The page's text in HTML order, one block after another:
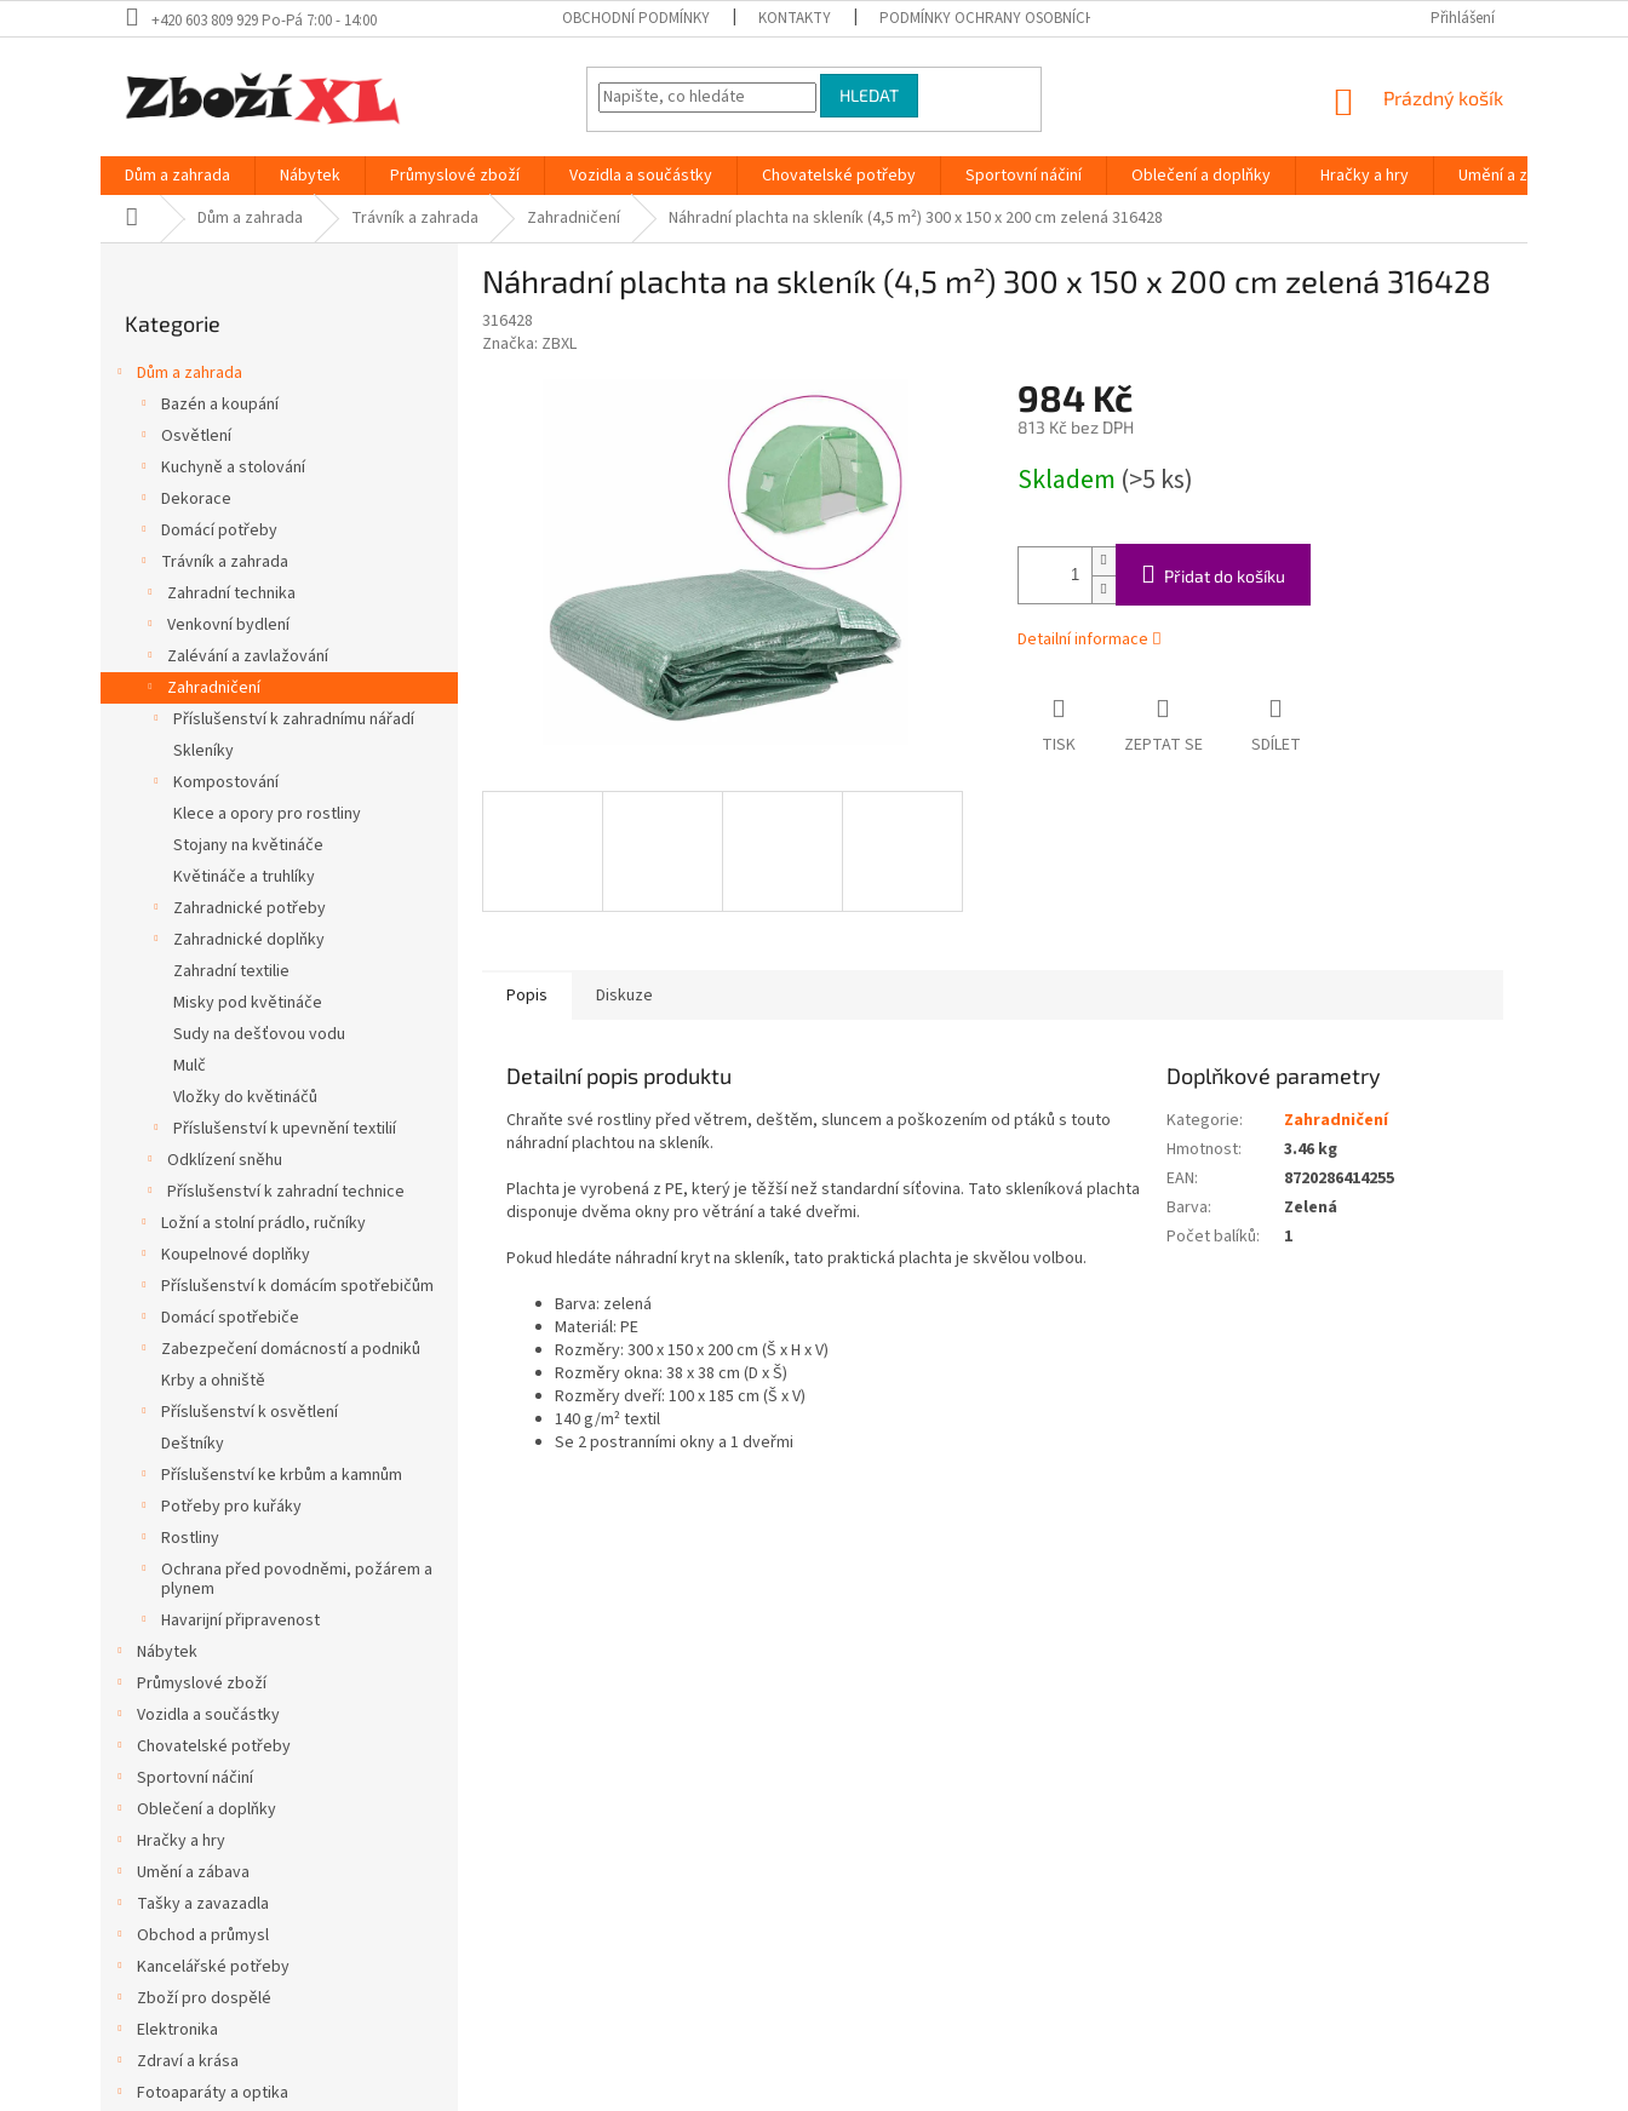
na
+420 603 809 929 Po-Pá 7:00 - 14:00 OBCHODNÍ PODMÍNKY KONTAKTY PODMÍNKY OCHRANY OSOBNÍCH ÚDAJŮ Přihlášení
HLEDAT
NÁKUPNÍ
Prázdný košík
Dům a zahrada Nábytek Průmyslové zboží Vozidla a součástky Chovatelské potřeby Sportovní náčiní Oblečení a doplňky Hračky a hry Umění a zábava
Domů Dům a zahrada Trávník a zahrada Zahradničení Náhradní plachta na skleník (4,5 m²) 300 x 150 x 200 cm zelená 316428
kategorie
Kategorie
Dům a zahrada
Bazén a koupání
Osvětlení
Kuchyně a stolování
Dekorace
Domácí potřeby
Trávník a zahrada
Zahradní technika
Venkovní bydlení
Zalévání a zavlažování
Zahradničení
Příslušenství k zahradnímu nářadí
Skleníky
Kompostování
Klece a opory pro rostliny
Stojany na květináče
Květináče a truhlíky
Zahradnické potřeby
Zahradnické doplňky
Zahradní textilie
Misky pod květináče
Sudy na dešťovou vodu
Mulč
Vložky do květináčů
Příslušenství k upevnění textilií
Odklízení sněhu
Příslušenství k zahradní technice
Ložní a stolní prádlo, ručníky
Koupelnové doplňky
Příslušenství k domácím spotřebičům
Domácí spotřebiče
Zabezpečení domácností a podniků
Krby a ohniště
Příslušenství k osvětlení
Deštníky
Příslušenství ke krbům a kamnům
Potřeby pro kuřáky
Rostliny
Ochrana před povodněmi, požárem a
plynem
Havarijní připravenost
Nábytek
Průmyslové zboží
Vozidla a součástky
Chovatelské potřeby
Sportovní náčiní
Oblečení a doplňky
Hračky a hry
Umění a zábava
Tašky a zavazadla
Obchod a průmysl
Kancelářské potřeby
Zboží pro dospělé
Elektronika
Zdraví a krása
Fotoaparáty a optika
Náhradní plachta na skleník (4,5 m²) 300 x 150 x 200 cm zelená 316428
316428
Značka: ZBXL
984 Kč
813 Kč bez DPH
cena:
Skladem (>5 ks)
Přidat do košíku
Detailní informace
TISK ZEPTAT SE SDÍLET
Popis Diskuze
Detailní popis produktu
Chraňte své rostliny před větrem, deštěm, sluncem a poškozením od ptáků s touto
náhradní plachtou na skleník.
Plachta je vyrobená z PE, který je těžší než standardní síťovina. Tato skleníková plachta
disponuje dvěma okny pro větrání a také dveřmi.
Pokud hledáte náhradní kryt na skleník, tato praktická plachta je skvělou volbou.
Barva: zelená
Materiál: PE
Rozměry: 300 x 150 x 200 cm (Š x H x V)
Rozměry okna: 38 x 38 cm (D x Š)
Rozměry dveří: 100 x 185 cm (Š x V)
140 g/m² textil
Se 2 postranními okny a 1 dveřmi
Doplňkové parametry
Kategorie:
Zahradničení
Hmotnost:
3.46 kg
EAN:
8720286414255
Barva:
Zelená
Počet balíků: 1